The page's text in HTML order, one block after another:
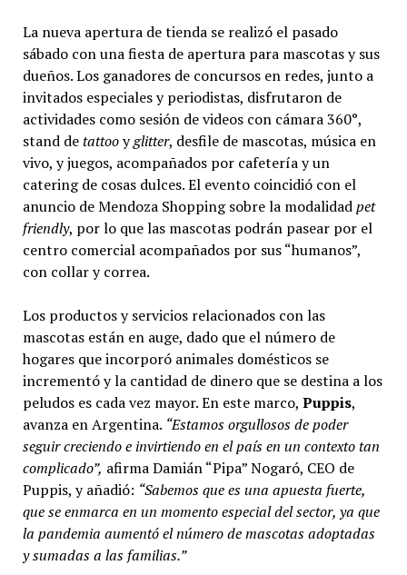
La nueva apertura de tienda se realizó el pasado
sábado con una fiesta de apertura para mascotas y sus
dueños. Los ganadores de concursos en redes, junto a
invitados especiales y periodistas, disfrutaron de
actividades como sesión de videos con cámara 360°,
stand detattooyglitter, desfile de mascotas, música en
vivo, y juegos, acompañados por cafetería y un
catering de cosas dulces. El evento coincidió con el
anuncio de Mendoza Shopping sobre la modalidadpet
friendly, por lo que las mascotas podrán pasear por el
centro comercial acompañados por sus “humanos”,
con collar y correa.
Los productos y servicios relacionados con las
mascotas están en auge, dado que el número de
hogares que incorporó animales domésticos se
incrementó y la cantidad de dinero que se destina a los
peludos es cada vez mayor. En este marco, Puppis,
avanza en Argentina. “Estamos orgullosos de poder
seguir creciendo e invirtiendo en el país en un contexto tan
complicado”, afirma Damián “Pipa” Nogaró, CEO de
Puppis, y añadió: “Sabemos que es una apuesta fuerte,
que se enmarca en un momento especial del sector, ya que
la pandemia aumentó el número de mascotas adoptadas
y sumadas a las familias.”